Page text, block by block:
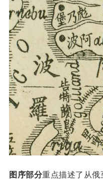
图序部分重点描述了从俄